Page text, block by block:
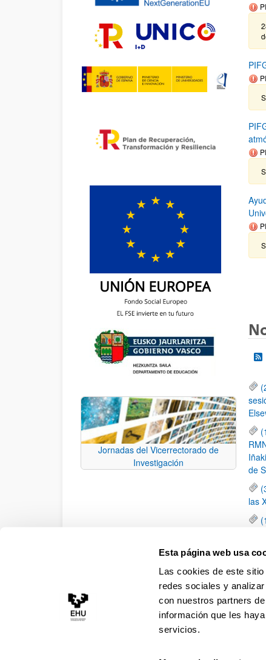
Esta página web usa
Las cookies de este
redes sociales y
con nuestros partners
información que les
servicios.
Jornadas del Vicerrectorado de
Investigación
de
las
una